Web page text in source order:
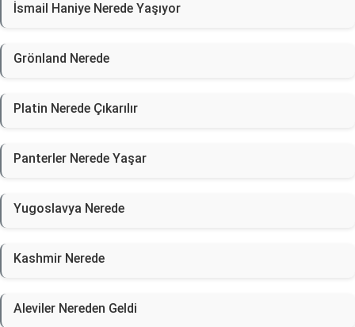
İsmail Haniye Nerede Yaşıyor
Grönland Nerede
Platin Nerede Çıkarılır
Panterler Nerede Yaşar
Yugoslavya Nerede
Kashmir Nerede
Aleviler Nereden Geldi